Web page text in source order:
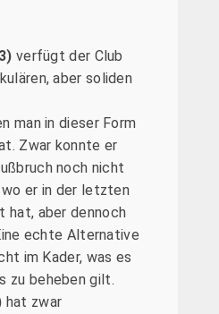
verfügt der Club
aber soliden
man in dieser Form
Zwar konnte er
noch nicht
er in der letzten
hat, aber dennoch
echte Alternative
im Kader, was es
zu beheben gilt.
hat zwar